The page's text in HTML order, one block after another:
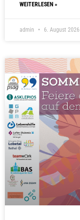
WEITERLESEN »
admin 6. August 2026